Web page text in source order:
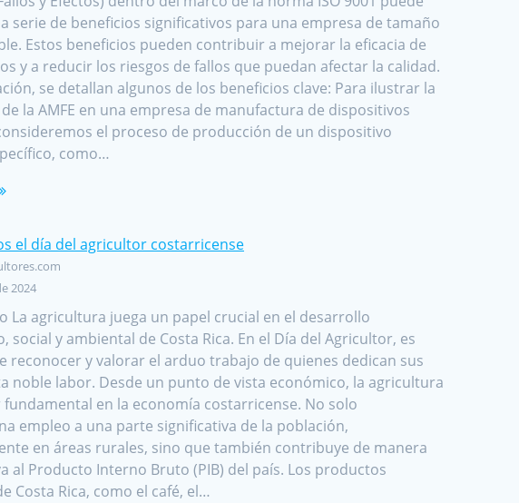
serie de beneficios significativos para una empresa de tamaño
Estos beneficios pueden contribuir a mejorar la eficacia de
y a reducir los riesgos de fallos que puedan afectar la calidad.
se detallan algunos de los beneficios clave: Para ilustrar la
la AMFE en una empresa de manufactura de dispositivos
el proceso de producción de un dispositivo
como…
el día del agricultor costarricense
2024
La agricultura juega un papel crucial en el desarrollo
social y ambiental de Costa Rica. En el Día del Agricultor, es
reconocer y valorar el arduo trabajo de quienes dedican sus
noble labor. Desde un punto de vista económico, la agricultura
fundamental en la economía costarricense. No solo
empleo a una parte significativa de la población,
en áreas rurales, sino que también contribuye de manera
al Producto Interno Bruto (PIB) del país. Los productos
Costa Rica, como el café, el…